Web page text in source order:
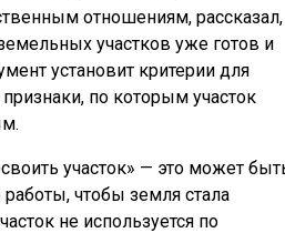
отношениям, рассказал,
участков уже готов и
установит критерии для
по которым участок
участок» — это может
работы, чтобы земля стала
не используется по